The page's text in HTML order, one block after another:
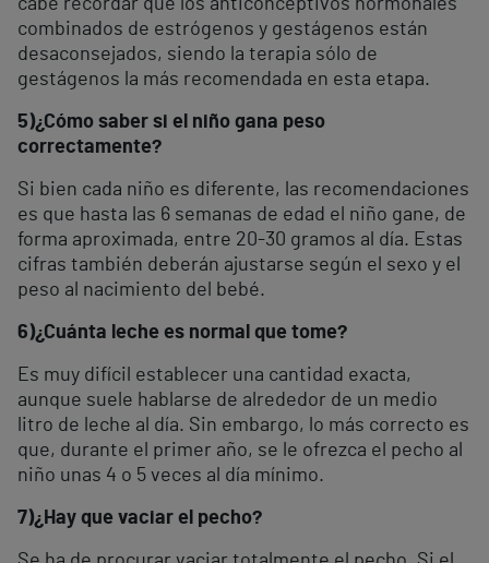
combinados de estrógenos y gestágenos están
desaconsejados, siendo la terapia sólo de
gestágenos la más recomendada en esta etapa.
5)¿Cómo saber si el niño gana peso
correctamente?
Si bien cada niño es diferente, las recomendaciones
es que hasta las 6 semanas de edad el niño gane, de
forma aproximada, entre 20-30 gramos al día. Estas
cifras también deberán ajustarse según el sexo y el
peso al nacimiento del bebé.
6)¿Cuánta leche es normal que tome?
Es muy difícil establecer una cantidad exacta,
aunque suele hablarse de alrededor de un medio
litro de leche al día. Sin embargo, lo más correcto es
que, durante el primer año, se le ofrezca el pecho al
niño unas 4 o 5 veces al día mínimo.
7)¿Hay que vaciar el pecho?